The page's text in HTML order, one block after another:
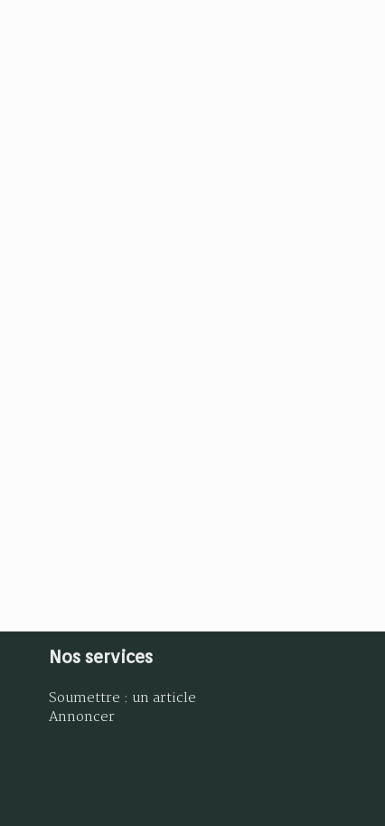
Nos services
Soumettre : un article
Annoncer